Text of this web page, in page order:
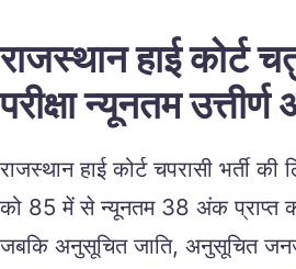
राजस्थान हाई कोर्ट
परीक्षा न्यूनतम
राजस्थान हाई कोर्ट चपरासी भर्ती की
को 85 में से न्यूनतम 38 अंक प्राप्त
जबकि अनुसूचित जाति, अनुसूचित